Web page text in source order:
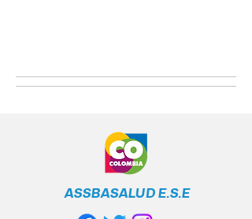
ASSBASALUD E.S.E